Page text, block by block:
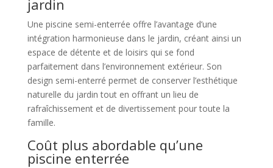
jardin
Une piscine semi-enterrée offre l’avantage d’une
intégration harmonieuse dans le jardin, créant ainsi un
espace de détente et de loisirs qui se fond
parfaitement dans l’environnement extérieur. Son
design semi-enterré permet de conserver l’esthétique
naturelle du jardin tout en offrant un lieu de
rafraîchissement et de divertissement pour toute la
famille.
Coût plus abordable qu’une
piscine enterrée